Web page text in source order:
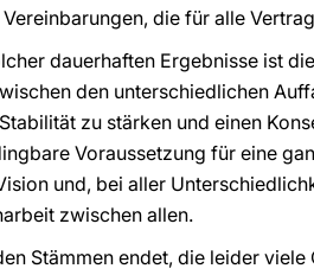
die für alle
dauerhaften Ergebnisse ist die
den unterschiedlichen
zu stärken und einen
Voraussetzung für eine
und, bei aller
zwischen allen.
Stämmen endet, die leider